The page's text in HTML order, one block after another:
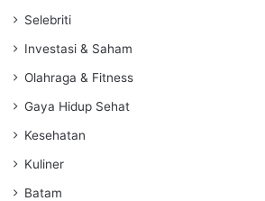
Selebriti
Investasi & Saham
Olahraga & Fitness
Gaya Hidup Sehat
Kesehatan
Kuliner
Batam